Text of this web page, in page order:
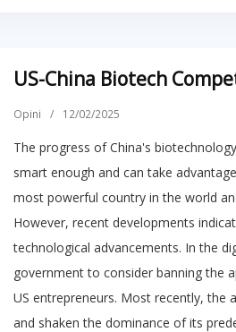
US-China Biotech
Opini / 12/02/2025
The progress of China's
smart enough and can take
most powerful country in the world
However, recent developments
technological advancements. In the
government to consider banning the
US entrepreneurs. Most recently, the
and shaken the dominance of its